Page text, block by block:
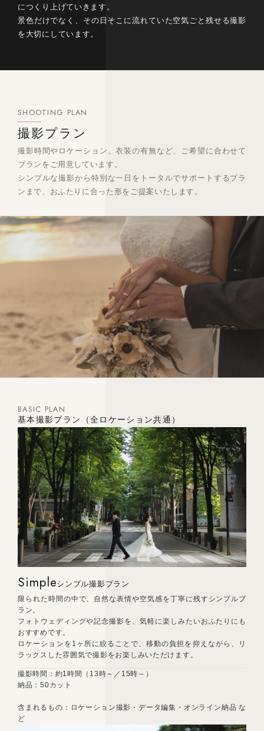
につくり上げていきます。
景色だけでなく、その日そこに流れていた空気ごと残せる撮影
を大切にしています。
SHOOTING PLAN
撮影プラン
撮影時間やロケーション、衣装の有無など、ご希望に合わせて
プランをご用意しています。
シンプルな撮影から特別な一日をトータルでサポートするプラ
ンまで、おふたりに合った形をご提案いたします。
BASIC PLAN
基本撮影プラン（全ロケーション共通）
Simpleシンプル撮影プラン
限られた時間の中で、自然な表情や空気感を丁寧に残すシンプルプ
ラン。
フォトウェディングや記念撮影を、気軽に楽しみたいおふたりにも
おすすめです。
ロケーションを1ヶ所に絞ることで、移動の負担を抑えながら、リ
ラックスした雰囲気で撮影をお楽しみいただけます。
撮影時間：約1時間（13時～／15時～）
納品：50カット
含まれるもの：ロケーション撮影・データ編集・オンライン納品 な
ど